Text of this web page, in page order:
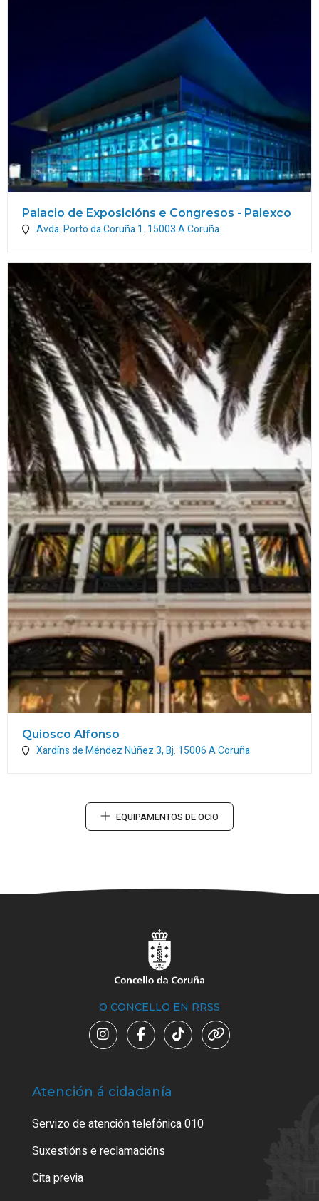
Palacio de Exposicións e Congresos - Palexco
Avda. Porto da Coruña 1. 15003A Coruña
Quiosco Alfonso
Xardíns de Méndez Núñez 3, Bj. 15006A Coruña
EQUIPAMENTOS DE OCIO
O CONCELLO EN RRSS
Atención á cidadanía
Servizo de atención telefónica 010
Suxestións e reclamacións
Cita previa